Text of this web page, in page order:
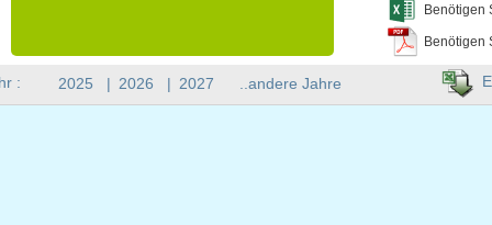
Benötigen
Benötigen
: 2025 | 2026 | 2027 ..andere Jahre